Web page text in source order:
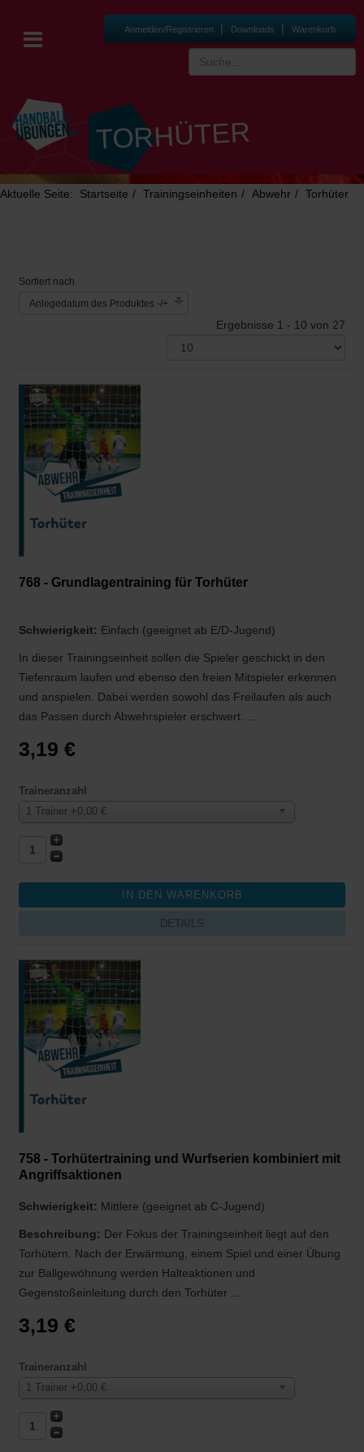
Anmelden/Registrieren | Downloads | Warenkorb
TORHÜTER
Aktuelle Seite: Startseite Trainingseinheiten Abwehr Torhüter
Sortiert nach
Anlegedatum des Produktes -/+
Ergebnisse 1 - 10 von 27
768 - Grundlagentraining für Torhüter
Schwierigkeit: Einfach (geeignet ab E/D-Jugend)
In dieser Trainingseinheit sollen die Spieler geschickt in den
Tiefenraum laufen und ebenso den freien Mitspieler erkennen
und anspielen. Dabei werden sowohl das Freilaufen als auch
das Passen durch Abwehrspieler erschwert. ...
3,19 €
Traineranzahl
1 Trainer +0,00 €
DETAILS
758 - Torhütertraining und Wurfserien kombiniert mit
Angriffsaktionen
Schwierigkeit: Mittlere (geeignet ab C-Jugend)
Beschreibung: Der Fokus der Trainingseinheit liegt auf den
Torhütern. Nach der Erwärmung, einem Spiel und einer Übung
zur Ballgewöhnung werden Halteaktionen und
Gegenstoßeinleitung durch den Torhüter ...
3,19 €
Traineranzahl
1 Trainer +0,00 €